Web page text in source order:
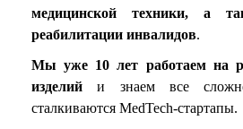
медицинской техники, а
реабилитации инвалидов.
Мы уже 10 лет работаем на
изделий и знаем все
сталкиваются MedTech-стартапы.